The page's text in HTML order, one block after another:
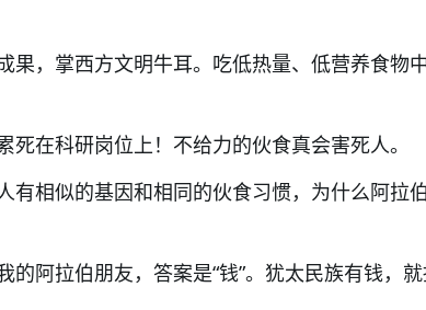
果，掌西方文明牛耳。吃低热量、低营养食物
在科研岗位上！不给力的伙食真会害死人。
有相似的基因和相同的伙食习惯，为什么阿拉
阿拉伯朋友，答案是“钱”。犹太民族有钱，